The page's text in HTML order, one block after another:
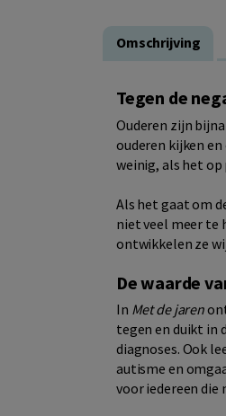
Omschrijving
Tegen de
Ouderen zijn
ouderen kijken
weinig, als het
Als het gaat om
niet veel meer te
ontwikkelen ze
De waarde
In Met de jaren
tegen en duikt in
diagnoses. Ook
autisme en
voor iedereen die